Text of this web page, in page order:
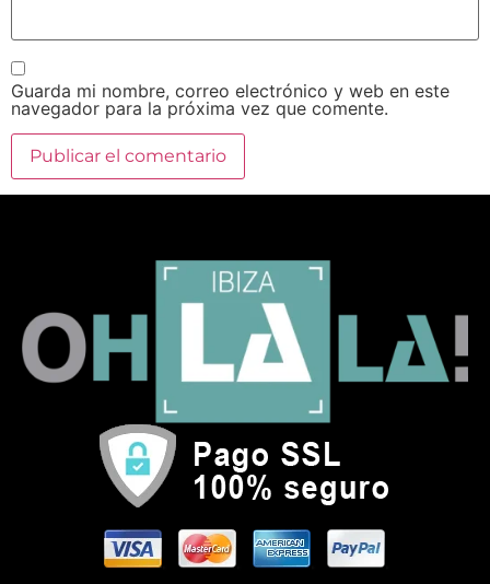
Guarda mi nombre, correo electrónico y web en este
navegador para la próxima vez que comente.